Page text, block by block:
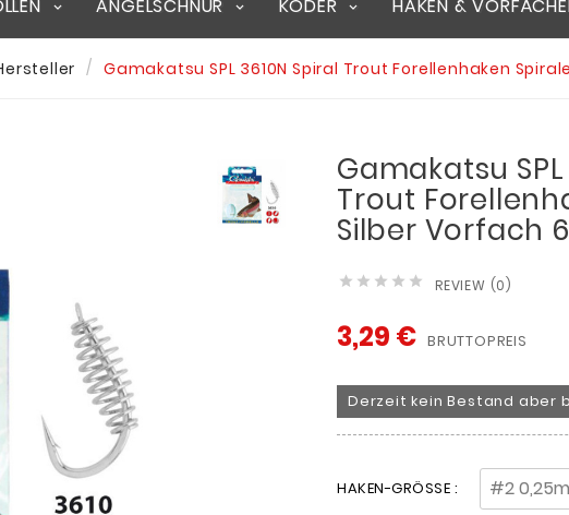
ANGELSCHNUR KÖDER HAKEN &
Gamakatsu SPL 3610N Spiral Trout Forellenhaken
Gamakatsu
Trout
Silber Vorfach
     REVIEW (0)
3,29 € BRUTTOPREIS
Derzeit kein Bestand aber
HAKEN-GRÖSSE :